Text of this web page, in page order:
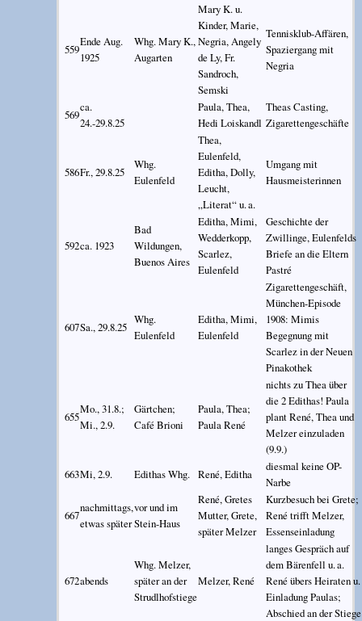
559
Ende Aug.
1925
Whg. Mary K.,
Augarten
Mary K. u.
Kinder, Marie,
Negria, Angely
de Ly, Fr.
Sandroch,
Semski
Tennisklub-Affären,
Spaziergang mit
Negria
569
ca.
24.-29.8.25
Paula, Thea,
Hedi Loiskandl
Theas Casting,
Zigarettengeschäfte
586Fr., 29.8.25
Whg.
Eulenfeld
Thea,
Eulenfeld,
Editha, Dolly,
Leucht,
„Literat“ u. a.
Umgang mit
Hausmeisterinnen
592ca. 1923
Bad
Wildungen,
Buenos Aires
Editha, Mimi,
Wedderkopp,
Scarlez,
Eulenfeld
Geschichte der
Zwillinge, Eulenfelds
Briefe an die Eltern
Pastré
607Sa., 29.8.25
Whg.
Eulenfeld
Editha, Mimi,
Eulenfeld
Zigarettengeschäft,
München-Episode
1908: Mimis
Begegnung mit
Scarlez in der Neuen
Pinakothek
655
Mo., 31.8.;
Mi., 2.9.
Gärtchen;
Café Brioni
Paula, Thea;
Paula René
nichts zu Thea über
die 2 Edithas! Paula
plant René, Thea und
Melzer einzuladen
(9.9.)
663Mi, 2.9. Edithas Whg. René, Editha
diesmal keine OP-
Narbe
667
nachmittags,
etwas später
vor und im
Stein-Haus
René, Gretes
Mutter, Grete,
später Melzer
Kurzbesuch bei Grete;
René trifft Melzer,
Essenseinladung
672abends
Whg. Melzer,
später an der
Strudlhofstiege
Melzer, René
langes Gespräch auf
dem Bärenfell u. a.
René übers Heiraten u.
Einladung Paulas;
Abschied an der Stiege